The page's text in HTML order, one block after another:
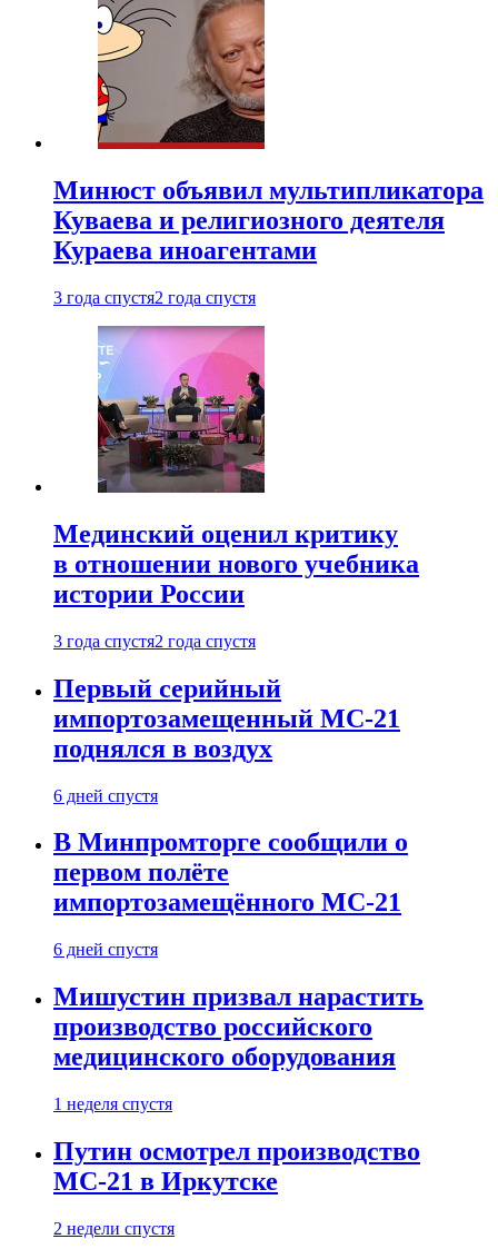
Минюст объявил мультипликатора
Куваева и религиозного деятеля
Кураева иноагентами
3 года спустя2 года спустя
Мединский оценил критику
в отношении нового учебника
истории России
3 года спустя2 года спустя
Первый серийный
импортозамещенный МС-21
поднялся в воздух
6 дней спустя
В Минпромторге сообщили о
первом полёте
импортозамещённого МС-21
6 дней спустя
Мишустин призвал нарастить
производство российского
медицинского оборудования
1 неделя спустя
Путин осмотрел производство
МС-21 в Иркутске
2 недели спустя